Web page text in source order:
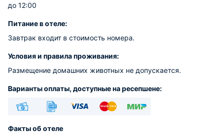
до 12:00
Питание в отеле:
Завтрак входит в стоимость номера.
Условия и правила проживания:
Размещение домашних животных не допускается.
Варианты оплаты, доступные на ресепшене:
Факты об отеле